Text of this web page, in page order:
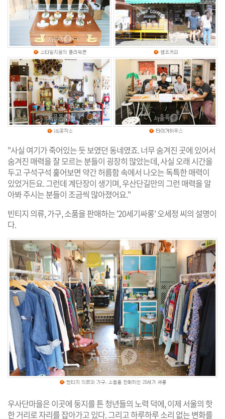
"사실 여기가 죽어있는 듯 보였던 동네였죠. 너무 숨겨진 곳에 있어서
숨겨진 매력을 잘 모르는 분들이 굉장히 많았는데, 사실 오래 시간을
두고 구석구석 훑어보면 약간 허름함 속에서 나오는 독특한 매력이
있었거든요. 그런데 계단장이 생기며, 우산단길만의 그런 매력을 알
아봐 주시는 분들이 조금씩 많아졌어요."
빈티지 의류, 가구, 소품을 판매하는 '20세기싸롱' 오세정 씨의 설명이
다.
우사단마을은 이곳에 둥지를 튼 청년들의 노력 덕에, 이제 서울의 핫
한 거리로 자리를 잡아가고 있다. 그리고 하루하루 소리 없는 변화를